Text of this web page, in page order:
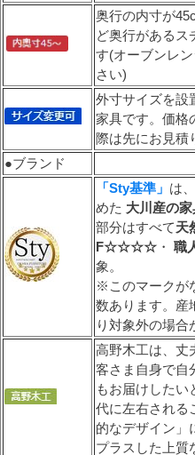
奥行の内寸が
ど奥行があるス
す(オーブンレ
さい)
外寸サイズを設
家具です。価格
際は先にお見積
●ブランド
「Sty基準」 は
めた 大川産の家
部分はすべて天
F☆☆☆☆ ・ 職
象。
※このマークが
数あります。産
り対象外の場合
高野木工は、丈
客さま自身で自
もお届けした
代に左右される
的なデザイン」
プラスした上質